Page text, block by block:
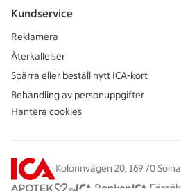
Kundservice
Reklamera
Återkallelser
Spärra eller beställ nytt ICA-kort
Behandling av personuppgifter
Hantera cookies
Kolonnvägen 20, 169 70 Solna